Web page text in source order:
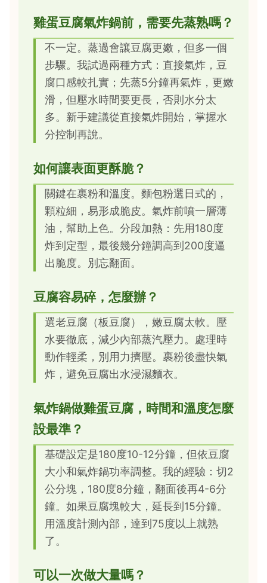
雞蛋豆腐氣炸鍋前，需要先蒸熟嗎？
不一定。蒸過會讓豆腐更嫩，但多一個
步驟。我試過兩種方式：直接氣炸，豆
腐口感較扎實；先蒸5分鐘再氣炸，更嫩
滑，但壓水時間要更長，否則水分太
多。新手建議從直接氣炸開始，掌握水
分控制再說。
如何讓表面更酥脆？
關鍵在裹粉和溫度。麵包粉選日式的，
顆粒細，易形成脆皮。氣炸前噴一層薄
油，幫助上色。分段加熱：先用180度
炸到定型，最後幾分鐘調高到200度逼
出脆度。別忘翻面。
豆腐容易碎，怎麼辦？
選老豆腐（板豆腐），嫩豆腐太軟。壓
水要徹底，減少內部蒸汽壓力。處理時
動作輕柔，別用力擠壓。裹粉後盡快氣
炸，避免豆腐出水浸濕麵衣。
氣炸鍋做雞蛋豆腐，時間和溫度怎麼
設最準？
基礎設定是180度10-12分鐘，但依豆腐
大小和氣炸鍋功率調整。我的經驗：切2
公分塊，180度8分鐘，翻面後再4-6分
鐘。如果豆腐塊較大，延長到15分鐘。
用溫度計測內部，達到75度以上就熟
了。
可以一次做大量嗎？